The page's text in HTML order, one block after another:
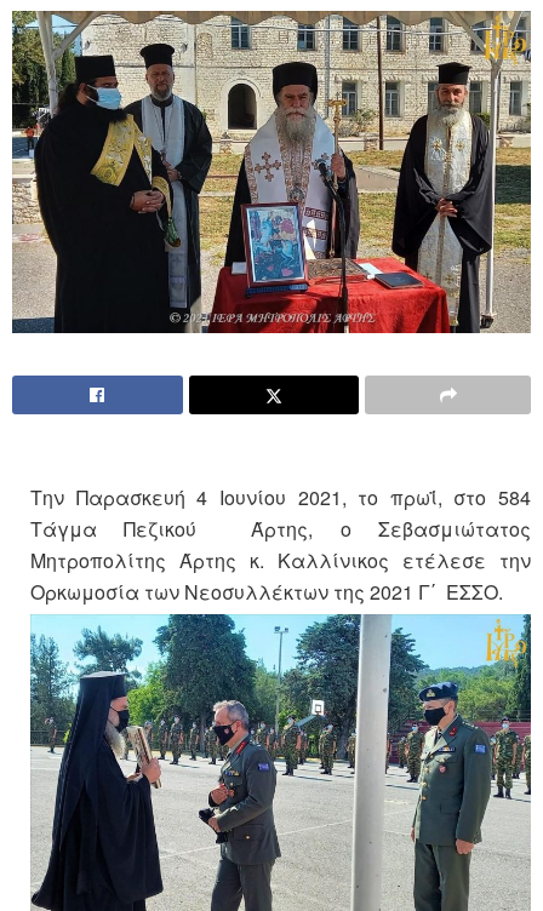
Την Παρασκευή 4 Ιουνίου 2021, το πρωΐ, στο 584
Τάγμα Πεζικού Άρτης, ο Σεβασμιώτατος
Μητροπολίτης Άρτης κ. Καλλίνικος ετέλεσε την
Ορκωμοσία των Νεοσυλλέκτων της 2021 Γ΄ ΕΣΣΟ.